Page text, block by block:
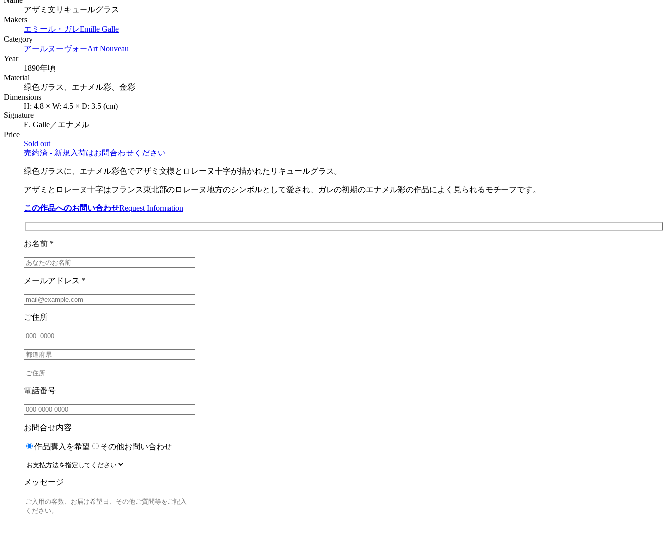
アザミ文リキュールグラス
Makers
エミール・ガレEmille Galle
Category
アールヌーヴォーArt Nouveau
Year
1890年頃
Material
緑色ガラス、エナメル彩、金彩
Dimensions
H: 4.8 × W: 4.5 × D: 3.5 (cm)
Signature
E. Galle／エナメル
Price
Sold out
売約済 - 新規入荷はお問合わせください
緑色ガラスに、エナメル彩色でアザミ文様とロレーヌ十字が描かれたリキュールグラス。
アザミとロレーヌ十字はフランス東北部のロレーヌ地方のシンボルとして愛され、ガレの初期のエナメル彩の作品によく見られるモチーフです。
この作品へのお問い合わせRequest Information
お名前 *
メールアドレス *
ご住所
電話番号
お問合せ内容
作品購入を希望 その他お問い合わせ
メッセージ